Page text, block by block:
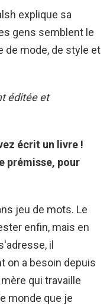
explique sa
gens semblent le
de mode, de style et
éditée et
écrit un livre !
prémisse, pour
jeu de mots. Le
enfin, mais en
il
on a besoin depuis
qui travaille
monde que je